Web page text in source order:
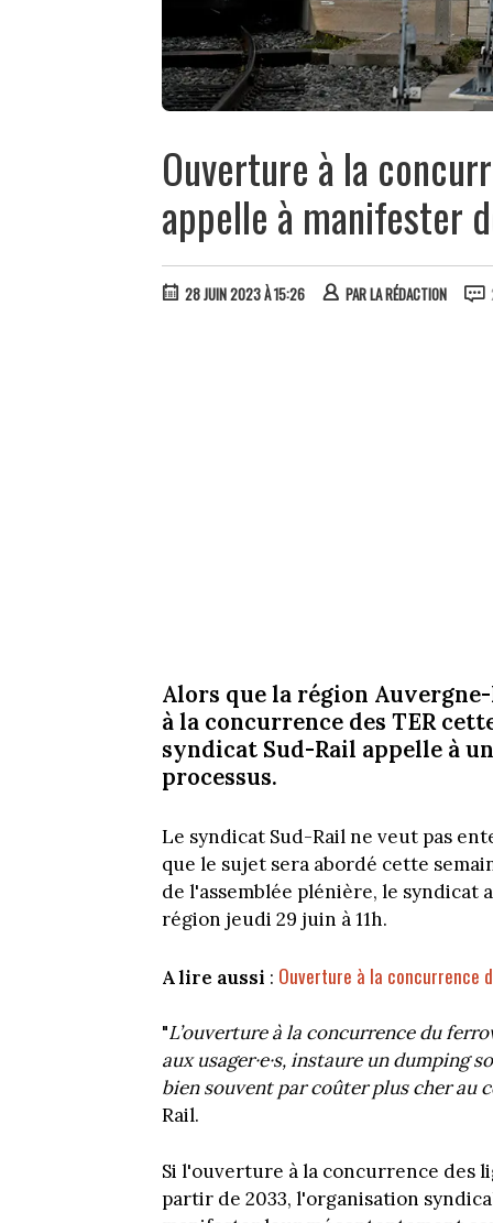
Ouverture à la
appelle à manifester
28 JUIN 2023 À 15:26 PARLA RÉDACTION
Alors que la région
à la concurrence des TER
syndicat Sud-Rail appelle à
processus.
Le syndicat Sud-Rail ne veut pas
que le sujet sera abordé cette
de l'assemblée plénière, le syndicat
région jeudi 29 juin à 11h.
A lire aussi : Ouverture à la concurrence
"L’ouverture à la concurrence du
aux usager·e·s, instaure un dumping
bien souvent par coûter plus cher au
Rail.
Si l'ouverture à la concurrence des
partir de 2033, l'organisation